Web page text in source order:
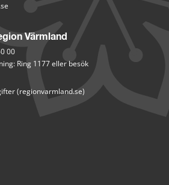
Värmland
00
Ring 1177 eller besök
(regionvarmland.se)